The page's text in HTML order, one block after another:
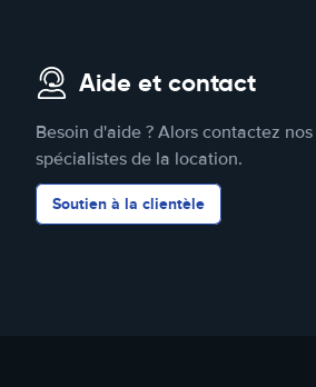
Aide et contact
Besoin d'aide ? Alors contactez nos
spécialistes de la location.
Soutien à la clientèle